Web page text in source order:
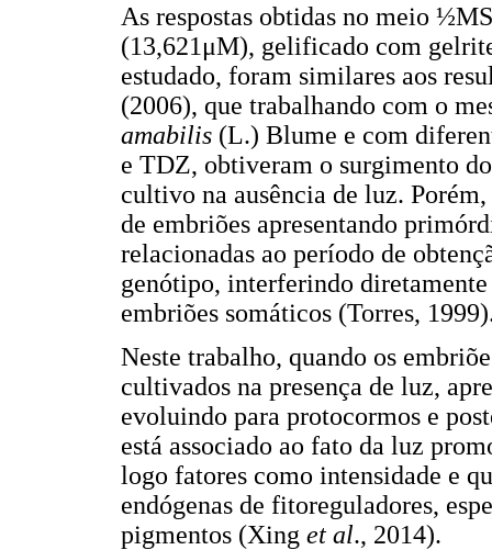
As respostas obtidas no meio
(13,621μM), gelificado com
estudado, foram similares aos
(2006), que trabalhando com o
amabilis (L.) Blume e com
e TDZ, obtiveram o surgimento
cultivo na ausência de luz.
de embriões apresentando
relacionadas ao período de
genótipo, interferindo
embriões somáticos (Torres,
Neste trabalho, quando os
cultivados na presença de luz,
evoluindo para protocormos e
está associado ao fato da luz
logo fatores como intensidade e
endógenas de fitoreguladores,
pigmentos (Xing et al., 2014).